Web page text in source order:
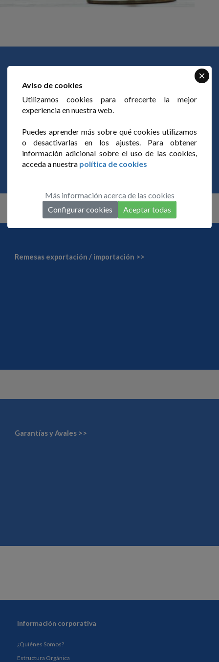
Créditos documentarios exportación / importación >>
Remesas exportación / importación >>
Garantías y Avales >>
Información corporativa
¿Quiénes Somos?
Estructura Orgánica
Aviso de cookies
Utilizamos cookies para ofrecerte la mejor
experiencia en nuestra web.
Puedes aprender más sobre qué cookies utilizamos
o desactivarlas en los ajustes. Para obtener
información adicional sobre el uso de las cookies,
acceda a nuestra política de cookies
Más información acerca de las cookies
Configurar cookies
Aceptar todas